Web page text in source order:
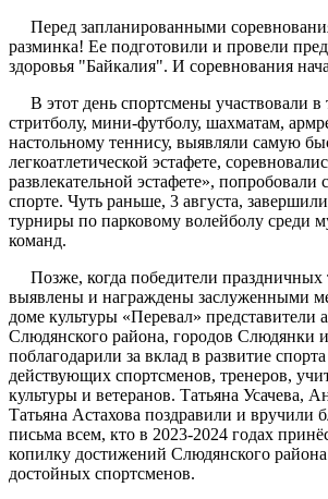
Перед запланированными
разминка! Ее подготовили и провели
здоровья "Байкалия". И соревнования
В этот день спортсмены участвовали в
стритболу, мини-футболу, шахматам,
настольному теннису, выявляли самую
легкоатлетической эстафете,
развлекательной эстафете»,
спорте. Чуть раньше, 3 августа,
турниры по парковому волейболу среди
команд.
Позже, когда победители праздничных
выявлены и награждены заслуженными
доме культуры «Перевал» представители
Слюдянского района, городов Слюдянки
поблагодарили за вклад в развитие
действующих спортсменов, тренеров,
культуры и ветеранов. Татьяна Усачева,
Татьяна Астахова поздравили и вручили
письма всем, кто в 2023-2024 годах
копилку достижений Слюдянского
достойных спортсменов.